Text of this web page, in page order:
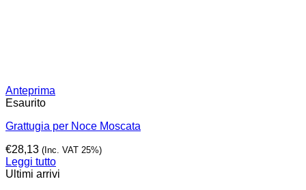
Anteprima
Esaurito
Grattugia per Noce Moscata
€28,13 (Inc. VAT 25%)
Leggi tutto
Ultimi arrivi